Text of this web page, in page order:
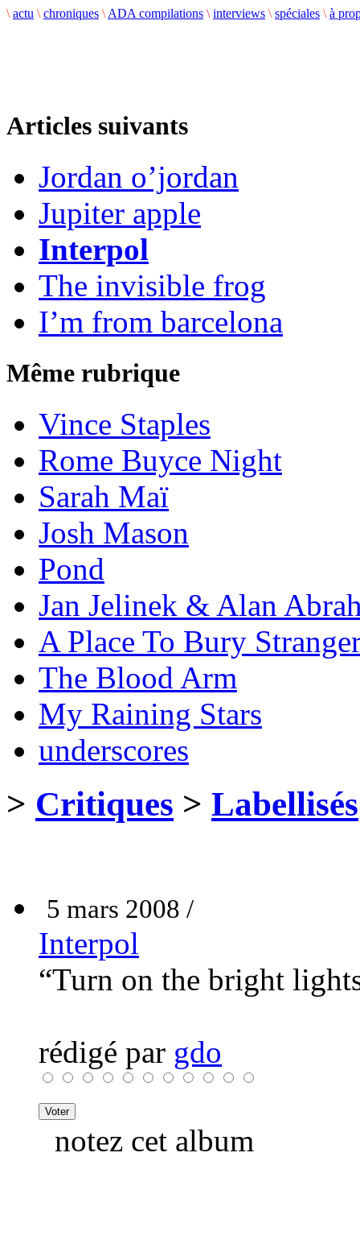
\ actu \ chroniques \ ADA compilations \ interviews \ spéciales \ à
Articles suivants
Jordan o’jordan
Jupiter apple
Interpol
The invisible frog
I’m from barcelona
Même rubrique
Vince Staples
Rome Buyce Night
Sarah Maï
Josh Mason
Pond
Jan Jelinek & Alan
A Place To Bury
The Blood Arm
My Raining Stars
underscores
> Critiques > Labellisés
5 mars 2008 /
Interpol
“Turn on the bright
rédigé par gdo
notez cet album